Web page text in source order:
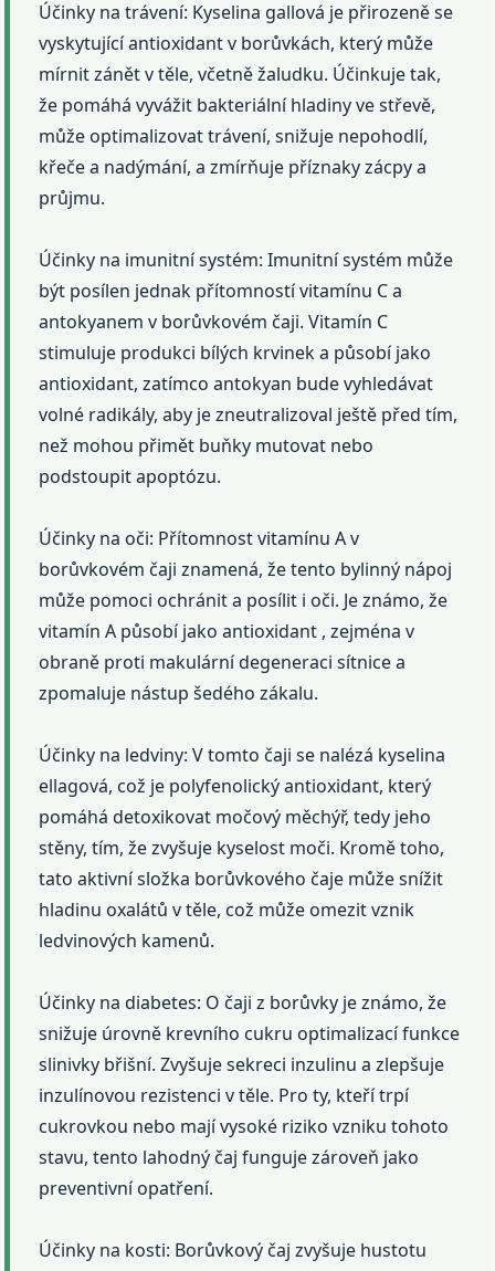
Účinky na trávení: Kyselina gallová je přirozeně se
vyskytující antioxidant v borůvkách, který může
mírnit zánět v těle, včetně žaludku. Účinkuje tak,
že pomáhá vyvážit bakteriální hladiny ve střevě,
může optimalizovat trávení, snižuje nepohodlí,
křeče a nadýmání, a zmírňuje příznaky zácpy a
průjmu.
Účinky na imunitní systém: Imunitní systém může
být posílen jednak přítomností vitamínu C a
antokyanem v borůvkovém čaji. Vitamín C
stimuluje produkci bílých krvinek a působí jako
antioxidant, zatímco antokyan bude vyhledávat
volné radikály, aby je zneutralizoval ještě před tím,
než mohou přimět buňky mutovat nebo
podstoupit apoptózu.
Účinky na oči: Přítomnost vitamínu A v
borůvkovém čaji znamená, že tento bylinný nápoj
může pomoci ochránit a posílit i oči. Je známo, že
vitamín A působí jako antioxidant , zejména v
obraně proti makulární degeneraci sítnice a
zpomaluje nástup šedého zákalu.
Účinky na ledviny: V tomto čaji se nalézá kyselina
ellagová, což je polyfenolický antioxidant, který
pomáhá detoxikovat močový měchýř, tedy jeho
stěny, tím, že zvyšuje kyselost moči. Kromě toho,
tato aktivní složka borůvkového čaje může snížit
hladinu oxalátů v těle, což může omezit vznik
ledvinových kamenů.
Účinky na diabetes: O čaji z borůvky je známo, že
snižuje úrovně krevního cukru optimalizací funkce
slinivky břišní. Zvyšuje sekreci inzulinu a zlepšuje
inzulínovou rezistenci v těle. Pro ty, kteří trpí
cukrovkou nebo mají vysoké riziko vzniku tohoto
stavu, tento lahodný čaj funguje zároveň jako
preventivní opatření.
Účinky na kosti: Borůvkový čaj zvyšuje hustotu